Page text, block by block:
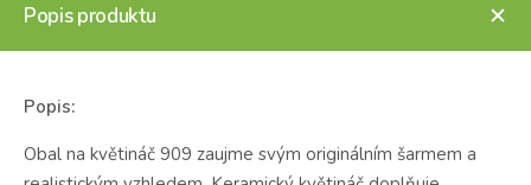
Popis produktu
Popis:
Obal na květináč 909 zaujme svým originálním šarmem a